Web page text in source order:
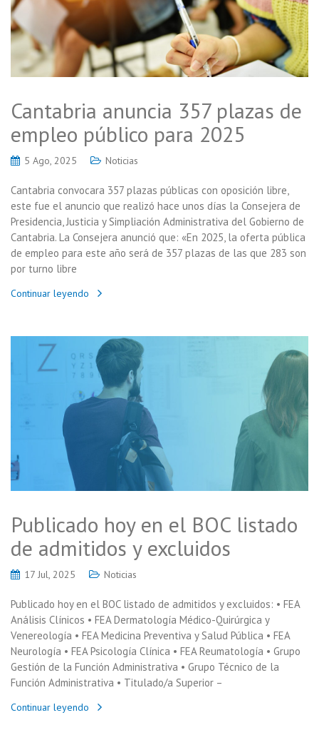
Cantabria anuncia 357 plazas de
empleo público para 2025
5 Ago, 2025 Noticias
Cantabria convocara 357 plazas públicas con oposición libre,
este fue el anuncio que realizó hace unos días la Consejera de
Presidencia, Justicia y Simpliación Administrativa del Gobierno de
Cantabria. La Consejera anunció que: «En 2025, la oferta pública
de empleo para este año será de 357 plazas de las que 283 son
por turno libre
Continuar leyendo
Publicado hoy en el BOC listado
de admitidos y excluidos
17 Jul, 2025 Noticias
Publicado hoy en el BOC listado de admitidos y excluidos: • FEA
Análisis Clínicos • FEA Dermatología Médico-Quirúrgica y
Venereología • FEA Medicina Preventiva y Salud Pública • FEA
Neurología • FEA Psicología Clínica • FEA Reumatología • Grupo
Gestión de la Función Administrativa • Grupo Técnico de la
Función Administrativa • Titulado/a Superior –
Continuar leyendo